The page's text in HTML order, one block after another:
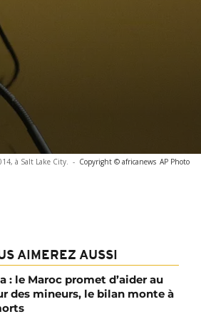
à Salt Lake City. - Copyright © africanews AP Photo
AIMEREZ AUSSI
: le Maroc promet d’aider au
des mineurs, le bilan monte à